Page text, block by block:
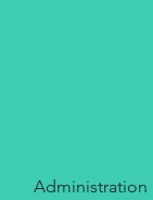
Administration